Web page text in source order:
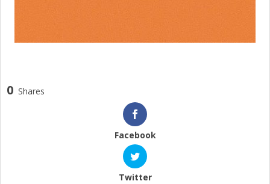
0 Shares
Facebook
Twitter